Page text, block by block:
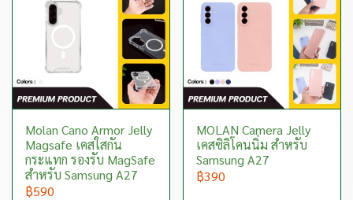
Molan Cano Armor Jelly
Magsafe เคสใสกัน
กระแทก รองรับ MagSafe
สำหรับ Samsung A27
฿590
MOLAN Camera Jelly
เคสซิลิโคนนิ่ม สำหรับ
Samsung A27
฿390